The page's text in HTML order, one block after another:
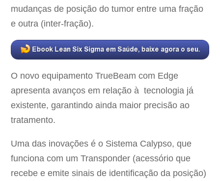
mudanças de posição do tumor entre uma fração
e outra (inter-fração).
O novo equipamento TrueBeam com Edge
apresenta avanços em relação à tecnologia já
existente, garantindo ainda maior precisão ao
tratamento.
Uma das inovações é o Sistema Calypso, que
funciona com um Transponder (acessório que
recebe e emite sinais de identificação da posição)